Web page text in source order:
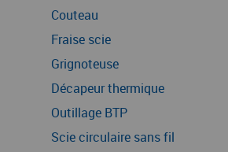
Couteau
Fraise scie
Grignoteuse
Décapeur thermique
Outillage BTP
Scie circulaire sans fil